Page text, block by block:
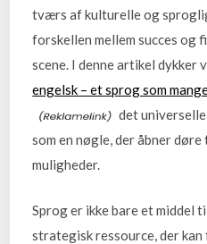
tværs af kulturelle og
forskellen mellem succes og
scene. I denne artikel dykker
engelsk – et sprog som
det
som en nøgle, der åbner
muligheder.
Sprog er ikke bare et middel
strategisk ressource, der kan